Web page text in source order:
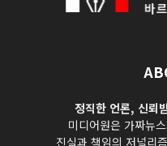
정직한 언론, 신뢰
미디어원은 가짜뉴
진실과 책임의 저널리